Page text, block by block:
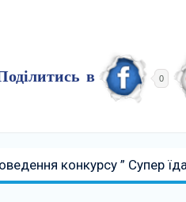
в 0
конкурсу ” Супер